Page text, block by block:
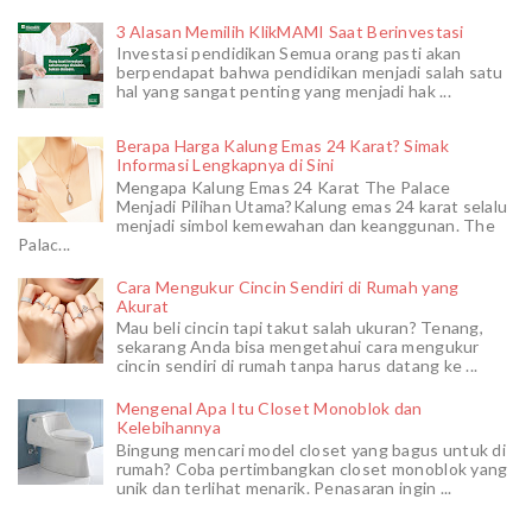
3 Alasan Memilih KlikMAMI Saat Berinvestasi
Investasi pendidikan Semua orang pasti akan
berpendapat bahwa pendidikan menjadi salah satu
hal yang sangat penting yang menjadi hak ...
Berapa Harga Kalung Emas 24 Karat? Simak
Informasi Lengkapnya di Sini
Mengapa Kalung Emas 24 Karat The Palace
Menjadi Pilihan Utama?Kalung emas 24 karat selalu
menjadi simbol kemewahan dan keanggunan. The
Palac...
Cara Mengukur Cincin Sendiri di Rumah yang
Akurat
Mau beli cincin tapi takut salah ukuran? Tenang,
sekarang Anda bisa mengetahui cara mengukur
cincin sendiri di rumah tanpa harus datang ke ...
Mengenal Apa Itu Closet Monoblok dan
Kelebihannya
Bingung mencari model closet yang bagus untuk di
rumah? Coba pertimbangkan closet monoblok yang
unik dan terlihat menarik. Penasaran ingin ...